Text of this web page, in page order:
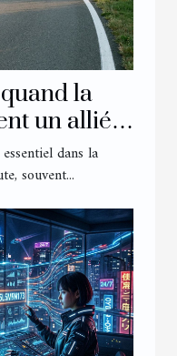
la
un allié
dans la
souvent...